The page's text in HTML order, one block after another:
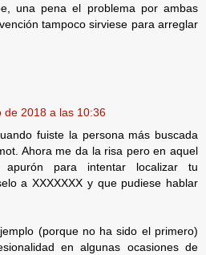
una pena el problema por ambas
tampoco sirviese para arreglar
de 2018 a las 10:36
fuiste la persona más buscada
Ahora me da la risa pero en aquel
apurón para intentar localizar tu
a XXXXXXX y que pudiese hablar
(porque no ha sido el primero)
en algunas ocasiones de